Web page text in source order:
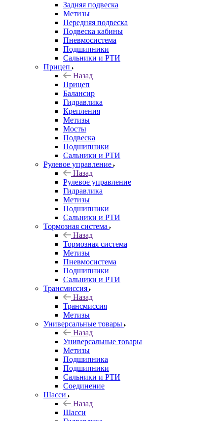
Задняя подвеска
Метизы
Передняя подвеска
Подвеска кабины
Пневмосистема
Подшипники
Сальники и РТИ
Прицеп
Назад
Прицеп
Балансир
Гидравлика
Крепления
Метизы
Мосты
Подвеска
Подшипники
Сальники и РТИ
Рулевое управление
Назад
Рулевое управление
Гидравлика
Метизы
Подшипники
Сальники и РТИ
Тормозная система
Назад
Тормозная система
Метизы
Пневмосистема
Подшипники
Сальники и РТИ
Трансмиссия
Назад
Трансмиссия
Метизы
Универсальные товары
Назад
Универсальные товары
Метизы
Подшипника
Подшипники
Сальники и РТИ
Соединение
Шасси
Назад
Шасси